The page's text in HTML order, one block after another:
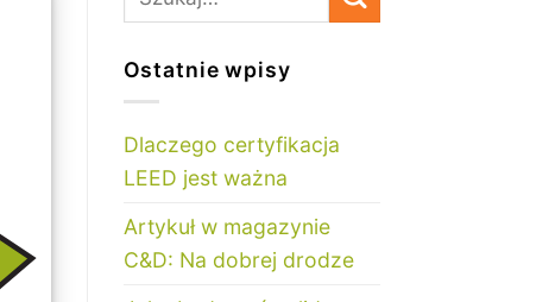
Ostatnie wpisy
Dlaczego certyfikacja
LEED jest ważna
Artykuł w magazynie
C&D: Na dobrej drodze